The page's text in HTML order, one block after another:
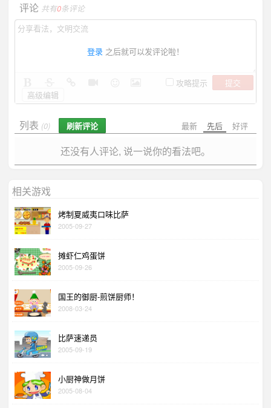
评论 共有0条评论
登录 之后就可以发评论啦！
攻略提示
提交
高级编辑
最新 先后 好评
列表 (0) 刷新评论
还没有人评论, 说一说你的看法吧。
相关游戏
烤制夏威夷口味比萨
2005-09-27
摊虾仁鸡蛋饼
2005-09-26
国王的御厨-煎饼厨师！
2008-03-24
比萨速递员
2005-09-19
小厨神做月饼
2005-08-04